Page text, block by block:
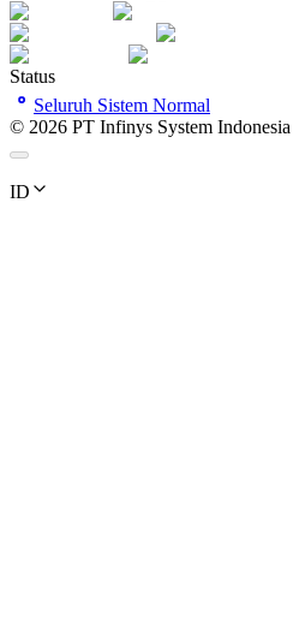
Status
Seluruh Sistem Normal
© 2026 PT Infinys System Indonesia
ID